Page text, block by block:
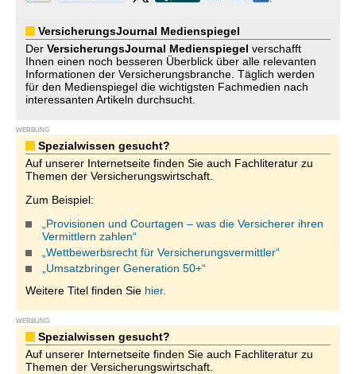
VersicherungsJournal Medienspiegel
Der VersicherungsJournal Medienspiegel verschafft
Ihnen einen noch besseren Überblick über alle relevanten
Informationen der Versicherungsbranche. Täglich werden
für den Medienspiegel die wichtigsten Fachmedien nach
interessanten Artikeln durchsucht.
WERBUNG
Spezialwissen gesucht?
Auf unserer Internetseite finden Sie auch Fachliteratur zu
Themen der Versicherungswirtschaft.
Zum Beispiel:
„Provisionen und Courtagen – was die Versicherer ihren
Vermittlern zahlen“
„Wettbewerbsrecht für Versicherungsvermittler“
„Umsatzbringer Generation 50+“
Weitere Titel finden Sie hier.
WERBUNG
Spezialwissen gesucht?
Auf unserer Internetseite finden Sie auch Fachliteratur zu
Themen der Versicherungswirtschaft.